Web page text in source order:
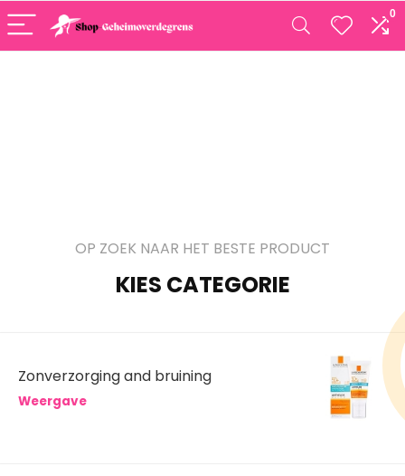
0
OP ZOEK NAAR HET BESTE PRODUCT
KIES CATEGORIE
Zonverzorging and bruining
Weergave